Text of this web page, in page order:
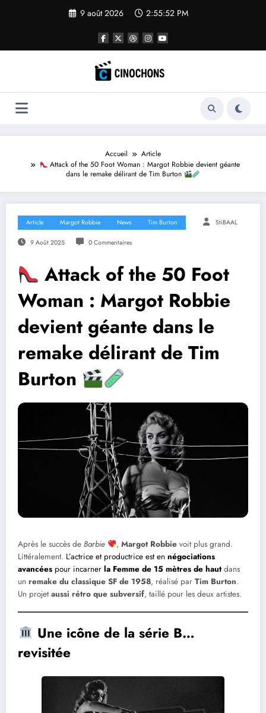
9 août 2026 2:55:53 PM
Accueil
Article
Attack of the 50 Foot Woman : Margot Robbie devient géante
dans le remake délirant de Tim Burton
Article Margot Robbie News Tim Burton StiBAAL
9 Août 2025 0 Commentaires
Attack of the 50 Foot
Woman : Margot Robbie
devient géante dans le
remake délirant de Tim
Burton
Après le succès de Barbie ,Margot Robbie voit plus grand.
Littéralement. L’actrice et productrice est en négociations
avancées pour incarner la Femme de 15 mètres de haut dans
un remake du classique SF de 1958, réalisé par Tim Burton.
Un projetaussi rétro que subversif, taillé pour les deux artistes.
Une icône de la série B…
revisitée